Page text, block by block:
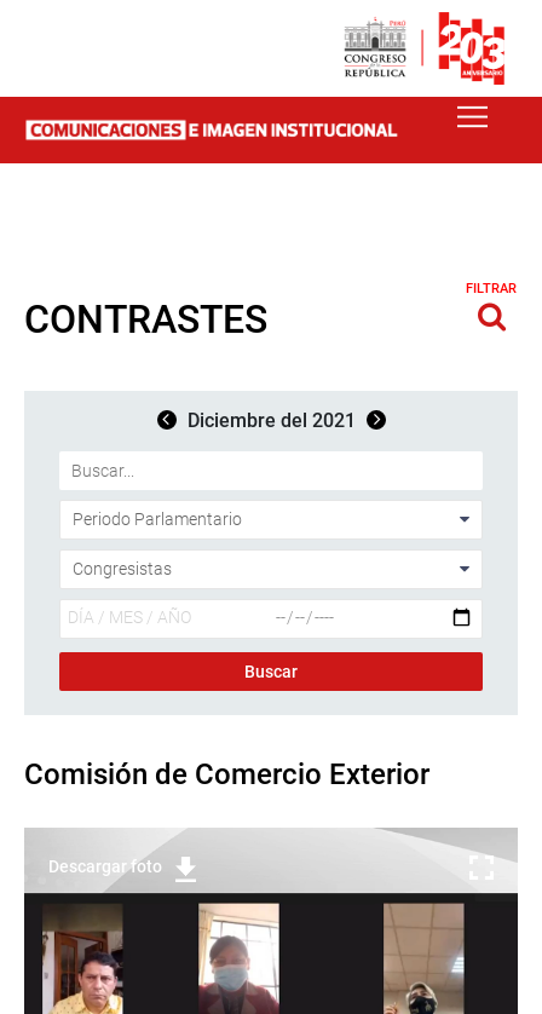
CONTRASTES
FILTRAR
Diciembre del 2021
Comisión de Comercio Exterior
Descargar foto